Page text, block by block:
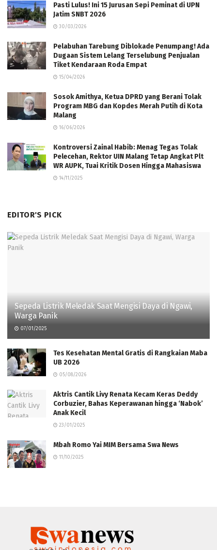
Pasti Lulus! Ini 15 Jurusan Sepi Peminat di UPN
Jatim SNBT 2026
30/03/2026
Pelabuhan Tarebung Diblokade Penumpang! Ada
Dugaan Sistem Lelang Terselubung Penjualan
Tiket Kendaraan Roda Empat
15/04/2026
Sosok Amithya, Ketua DPRD yang Berani Tolak
Program MBG dan Kopdes Merah Putih di Kota
Malang
16/06/2026
Kontroversi Zainal Habib: Menag Tegas Tolak
Pelecehan, Rektor UIN Malang Tetap Angkat Plt
WR AUPK, Tuai Kritik Dosen Hingga Mahasiswa
14/11/2025
EDITOR'S PICK
Sepeda Listrik Meledak Saat Mengisi Daya di Ngawi,
Warga Panik
07/01/2025
Tes Kesehatan Mental Gratis di Rangkaian Maba
UB 2026
05/08/2026
Aktris Cantik Livy Renata Kecam Keras Deddy
Corbuzier, Bahas Keperawanan hingga ‘Nabok’
Anak Kecil
23/01/2025
Mbah Romo Yai MIM Bersama Swa News
11/10/2025